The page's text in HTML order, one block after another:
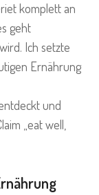
komplett an
geht
Ich setzte
Ernährung
und
„eat well,